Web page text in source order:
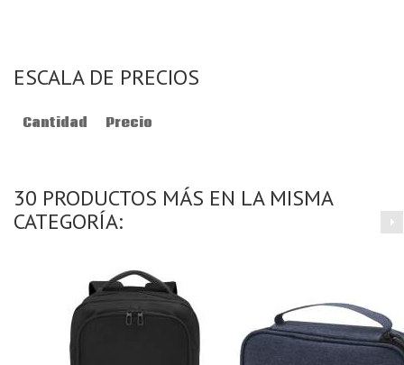
ESCALA DE PRECIOS
Cantidad Precio
30 PRODUCTOS MÁS EN LA MISMA
CATEGORÍA: